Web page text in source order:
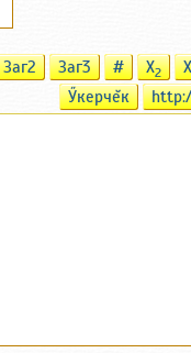
Заг2 Заг3 # X2
X
Ӳкерчĕк